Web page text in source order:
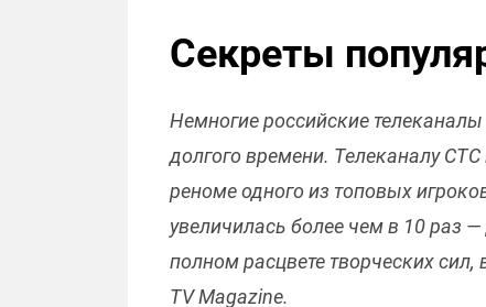
Секреты
Немногие российские
долгого времени. Телеканалу
реноме одного из топовых
увеличилась более чем в 10 раз
полном расцвете творческих
TV Magazine.